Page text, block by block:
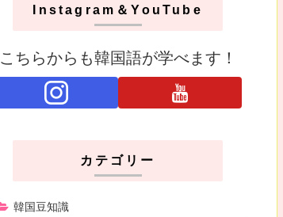
Instagram＆YouTube
こちらからも韓国語が学べます！
カテゴリー
韓国豆知識